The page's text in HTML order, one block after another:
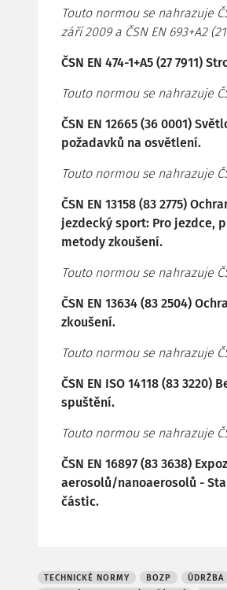
Touto normou se nahrazuje
září 2009 a ČSN EN 693+A2
ČSN EN 474-1+A5 (27 7911)
Touto normou se nahrazuje
ČSN EN 12665 (36 0001)
požadavků na osvětlení.
Touto normou se nahrazuje
ČSN EN 13158 (83 2775)
jezdecký sport: Pro jezdce,
metody zkoušení.
Touto normou se nahrazuje
ČSN EN 13634 (83 2504)
zkoušení.
Touto normou se nahrazuje
ČSN EN ISO 14118 (83
spuštění.
Touto normou se nahrazuje
ČSN EN 16897 (83 3638)
aerosolů/nanoaerosolů -
částic.
TECHNICKÉ NORMY BOZP ÚDRŽBA